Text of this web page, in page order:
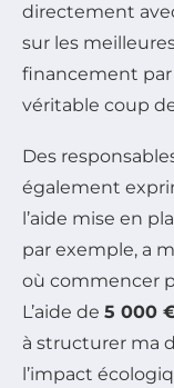
directement
sur les
financement par
véritable coup
Des
également
l’aide mise en
par exemple, a
où commencer
L’aide de 5 000
à structurer ma
l’impact